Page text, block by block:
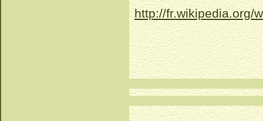
http://fr.wikipedia.org/